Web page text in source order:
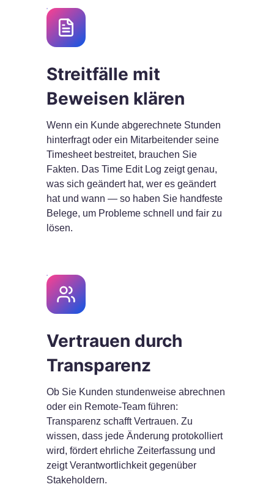
Streitfälle mit
Beweisen klären
Wenn ein Kunde abgerechnete Stunden
hinterfragt oder ein Mitarbeitender seine
Timesheet bestreitet, brauchen Sie
Fakten. Das Time Edit Log zeigt genau,
was sich geändert hat, wer es geändert
hat und wann — so haben Sie handfeste
Belege, um Probleme schnell und fair zu
lösen.
Vertrauen durch
Transparenz
Ob Sie Kunden stundenweise abrechnen
oder ein Remote-Team führen:
Transparenz schafft Vertrauen. Zu
wissen, dass jede Änderung protokolliert
wird, fördert ehrliche Zeiterfassung und
zeigt Verantwortlichkeit gegenüber
Stakeholdern.